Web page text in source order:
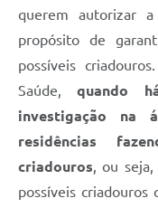
querem autorizar
propósito de
possíveis
Saúde, quando
investigação na
residências
criadouros, ou seja,
possíveis